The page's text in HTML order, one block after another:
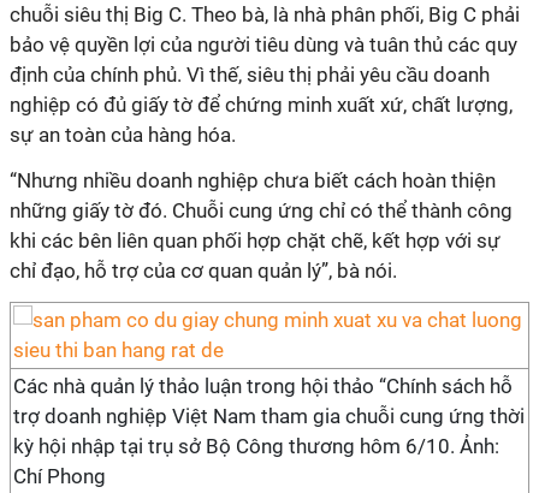
chuỗi siêu thị Big C. Theo bà, là nhà phân phối, Big C phải
bảo vệ quyền lợi của người tiêu dùng và tuân thủ các quy
định của chính phủ. Vì thế, siêu thị phải yêu cầu doanh
nghiệp có đủ giấy tờ để chứng minh xuất xứ, chất lượng,
sự an toàn của hàng hóa.
“Nhưng nhiều doanh nghiệp chưa biết cách hoàn thiện
những giấy tờ đó. Chuỗi cung ứng chỉ có thể thành công
khi các bên liên quan phối hợp chặt chẽ, kết hợp với sự
chỉ đạo, hỗ trợ của cơ quan quản lý”, bà nói.
Các nhà quản lý thảo luận trong hội thảo “Chính sách hỗ
trợ doanh nghiệp Việt Nam tham gia chuỗi cung ứng thời
kỳ hội nhập tại trụ sở Bộ Công thương hôm 6/10. Ảnh:
Chí Phong